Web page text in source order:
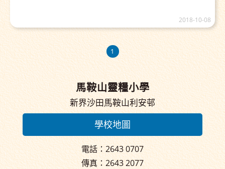
2018-10-08
1
馬鞍山靈糧小學
新界沙田馬鞍山利安邨
學校地圖
電話：2643 0707
傳真：2643 2077